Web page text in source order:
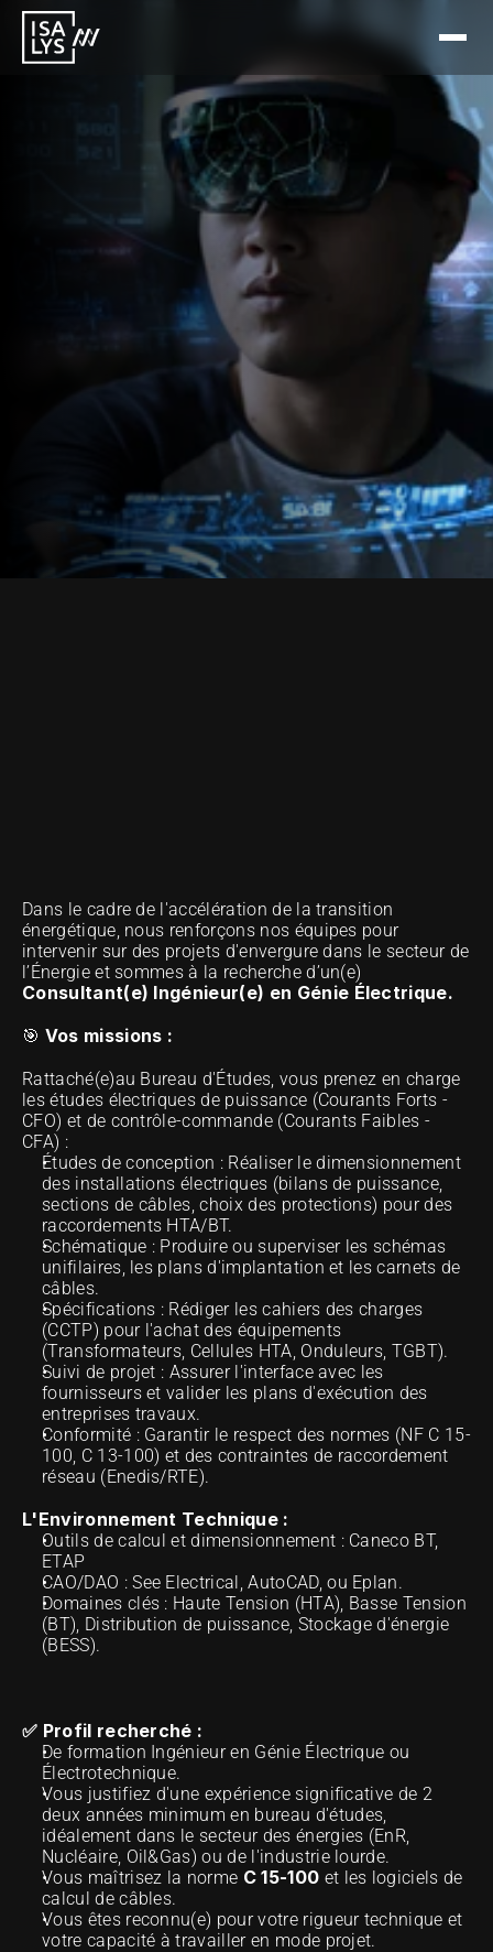
Dans le cadre de l'accélération de la transition
énergétique, nous renforçons nos équipes pour
intervenir sur des projets d'envergure dans le secteur de
Consultant(e) Ingénieur(e) en Génie Électrique.
🎯 Vos missions :
Rattaché(e)au Bureau d'Études, vous prenez en charge
les études électriques de puissance (Courants Forts -
CFO) et de contrôle-commande (Courants Faibles -
CFA) :
Études de conception : Réaliser le dimensionnement
des installations électriques (bilans de puissance,
sections de câbles, choix des protections) pour des
raccordements HTA/BT.
Schématique : Produire ou superviser les schémas
unifilaires, les plans d'implantation et les carnets de
câbles.
Spécifications : Rédiger les cahiers des charges
(CCTP) pour l'achat des équipements
(Transformateurs, Cellules HTA, Onduleurs, TGBT).
Suivi de projet : Assurer l'interface avec les
fournisseurs et valider les plans d'exécution des
entreprises travaux.
Conformité : Garantir le respect des normes (NF C 15-
100, C 13-100) et des contraintes de raccordement
réseau (Enedis/RTE).
L'Environnement Technique :
Outils de calcul et dimensionnement : Caneco BT,
ETAP
CAO/DAO : See Electrical, AutoCAD, ou Eplan.
Domaines clés : Haute Tension (HTA), Basse Tension
(BT), Distribution de puissance, Stockage d'énergie
(BESS).
✅ Profil recherché :
De formation Ingénieur en Génie Électrique ou
Électrotechnique.
Vous justifiez d'une expérience significative de 2
deux années minimum en bureau d'études,
idéalement dans le secteur des énergies (EnR,
Nucléaire, Oil&Gas) ou de l'industrie lourde.
Vous maîtrisez la norme C 15-100 et les logiciels de
calcul de câbles.
Vous êtes reconnu(e) pour votre rigueur technique et
votre capacité à travailler en mode projet.